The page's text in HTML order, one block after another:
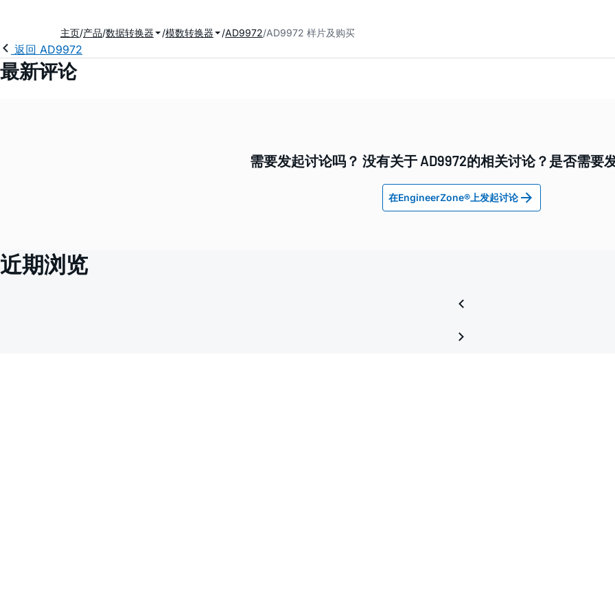
主页 产品 数据转换器 模数转换器 AD9972 AD9972 样片及购买
返回 AD9972
最新评论
需要发起讨论吗？ 没有关于 AD9972的相关讨论？是否需要
在EngineerZone®上发起讨论
近期浏览